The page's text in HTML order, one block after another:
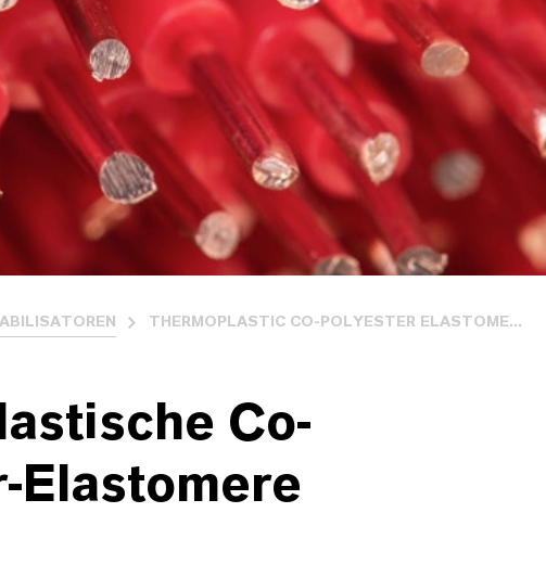
THERMOPLASTIC CO-POLYESTER ELASTOME...
Co-
Elastomere